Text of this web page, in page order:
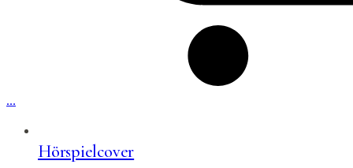
…
Hörspielcover